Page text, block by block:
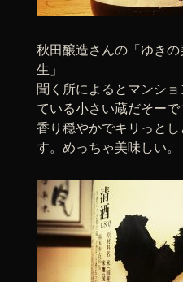
秋田醸造さんの「ゆき
生」
聞く所によるとマンシ
ている小さい蔵だそーで
香り穏やかでキリっと
す。めっちゃ美味しい。